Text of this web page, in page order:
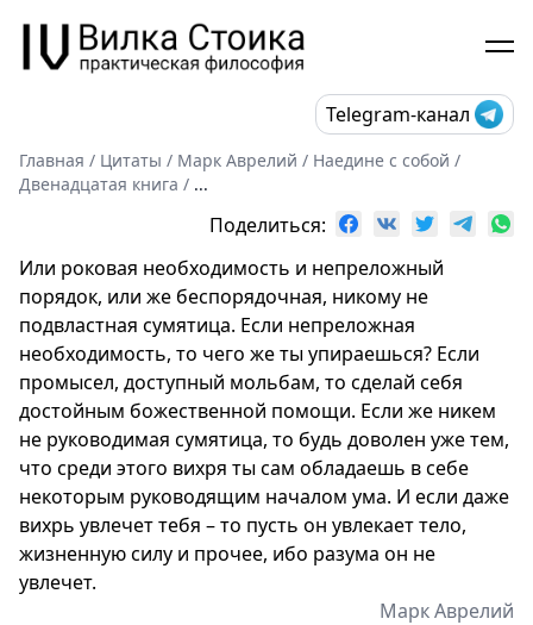
Telegram-канал
Главная / Цитаты / Марк Аврелий / Наедине с собой /
Двенадцатая книга / ...
Поделиться:
Или роковая необходимость и непреложный
порядок, или же беспорядочная, никому не
подвластная сумятица. Если непреложная
необходимость, то чего же ты упираешься? Если
промысел, доступный мольбам, то сделай себя
достойным божественной помощи. Если же никем
не руководимая сумятица, то будь доволен уже тем,
что среди этого вихря ты сам обладаешь в себе
некоторым руководящим началом ума. И если даже
вихрь увлечет тебя – то пусть он увлекает тело,
жизненную силу и прочее, ибо разума он не
увлечет.
Марк Аврелий